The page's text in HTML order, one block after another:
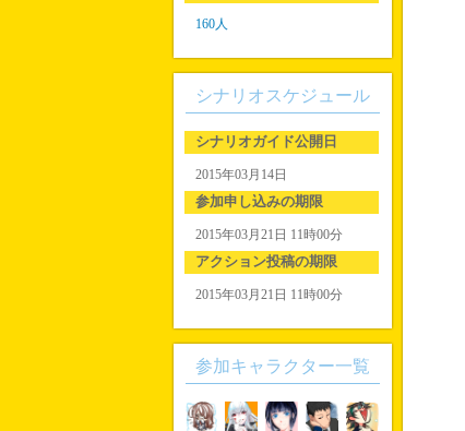
160人
シナリオスケジュール
シナリオガイド公開日
2015年03月14日
参加申し込みの期限
2015年03月21日 11時00分
アクション投稿の期限
2015年03月21日 11時00分
参加キャラクター一覧